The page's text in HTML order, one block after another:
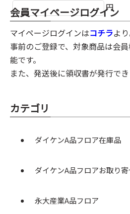
円
会員マイページログイン
マイページログインはコチラより
事前のご登録で、対象商品は会
能です。
また、発送後に領収書が発行でき
カテゴリ
ダイケンA品フロア在庫品
ダイケンA品フロアお取り寄
永大産業A品フロア